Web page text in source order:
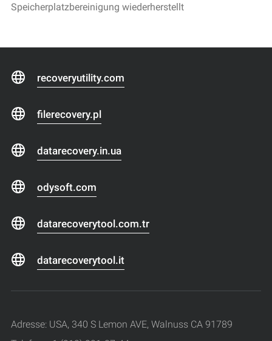
Speicherplatzbereinigung wiederherstellt
recoveryutility.com
filerecovery.pl
datarecovery.in.ua
odysoft.com
datarecoverytool.com.tr
datarecoverytool.it
Adresse: USA, 340 S Lemon AVE, Walnuss CA 91789